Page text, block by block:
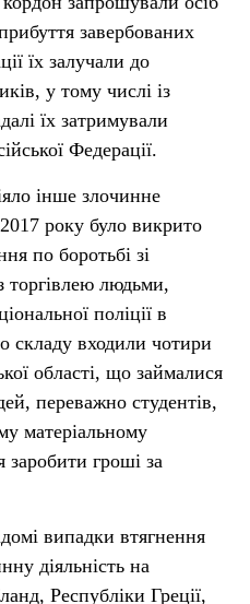
завербованих
їх залучали до
у тому числі із
їх затримували
Федерації.
інше злочинне
року було викрито
по боротьбі зі
торгівлею людьми,
поліції в
складу входили чотири
області, що займалися
переважно студентів,
матеріальному
гроші за
випадки втягнення
діяльність на
Республіки Греції,